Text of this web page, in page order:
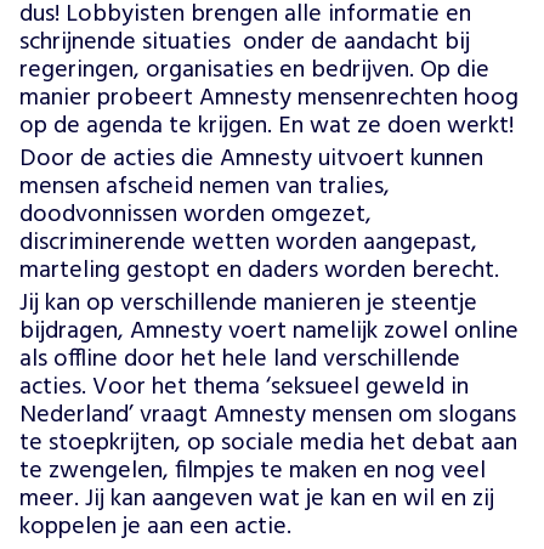
dus! Lobbyisten brengen alle informatie en
schrijnende situaties onder de aandacht bij
regeringen, organisaties en bedrijven. Op die
manier probeert Amnesty mensenrechten hoog
op de agenda te krijgen. En wat ze doen werkt!
Door de acties die Amnesty uitvoert kunnen
mensen afscheid nemen van tralies,
doodvonnissen worden omgezet,
discriminerende wetten worden aangepast,
marteling gestopt en daders worden berecht.
Jij kan op verschillende manieren je steentje
bijdragen, Amnesty voert namelijk zowel online
als offline door het hele land verschillende
acties. Voor het thema ‘seksueel geweld in
Nederland’ vraagt Amnesty mensen om slogans
te stoepkrijten, op sociale media het debat aan
te zwengelen, filmpjes te maken en nog veel
meer. Jij kan aangeven wat je kan en wil en zij
koppelen je aan een actie.